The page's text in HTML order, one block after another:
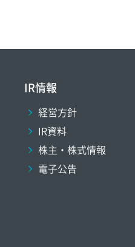
IR情報
経営方針
IR資料
株主・株式情報
電子公告